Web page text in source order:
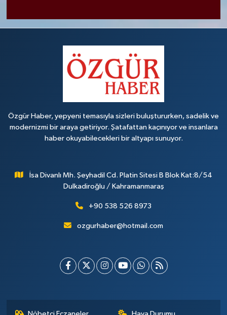
Özgür Haber, yepyeni temasıyla sizleri buluştururken, sadelik ve
modernizmi bir araya getiriyor. Şatafattan kaçınıyor ve insanlara
haber okuyabilecekleri bir altyapı sunuyor.
İsa Divanlı Mh. Şeyhadil Cd. Platin Sitesi B Blok Kat:8/54
Dulkadiroğlu / Kahramanmaraş
+90 538 526 8973
ozgurhaber@hotmail.com